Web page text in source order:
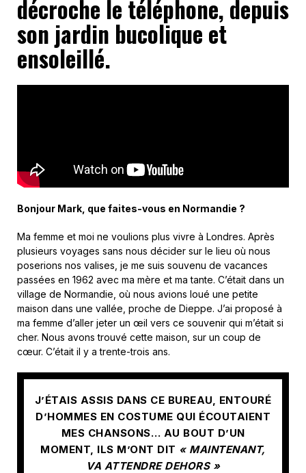
décroche le téléphone, depuis
son jardin bucolique et
ensoleillé.
Bonjour Mark, que faites-vous en Normandie ?
Ma femme et moi ne voulions plus vivre à Londres. Après
plusieurs voyages sans nous décider sur le lieu où nous
poserions nos valises, je me suis souvenu de vacances
passées en 1962 avec ma mère et ma tante. C’était dans un
village de Normandie, où nous avions loué une petite
maison dans une vallée, proche de Dieppe. J’ai proposé à
ma femme d’aller jeter un œil vers ce souvenir qui m’était si
cher. Nous avons trouvé cette maison, sur un coup de
cœur. C’était il y a trente-trois ans.
J’ÉTAIS ASSIS DANS CE BUREAU, ENTOURÉ
D’HOMMES EN COSTUME QUI ÉCOUTAIENT
MES CHANSONS… AU BOUT D’UN
MOMENT, ILS M’ONT DIT « MAINTENANT,
VA ATTENDRE DEHORS »